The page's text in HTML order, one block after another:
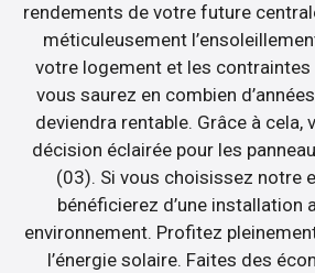
rendements de votre future
méticuleusement
votre logement et les contraintes
vous saurez en combien
deviendra rentable. Grâce à cela,
décision éclairée pour les
(03). Si vous choisissez notre
bénéficierez d’une installation
environnement. Profitez
l’énergie solaire. Faites des